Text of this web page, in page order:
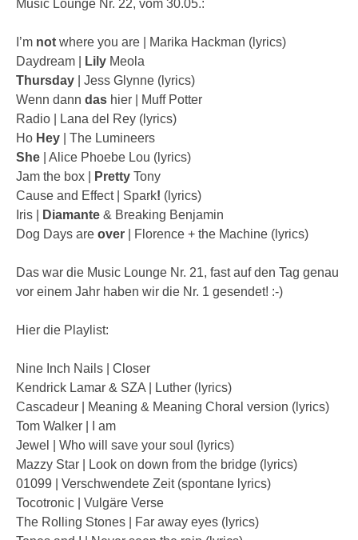
Music Lounge Nr. 22, vom 30.05.:
I’m not where you are | Marika Hackman (lyrics)
Daydream |
Lily Meola
Thursday | Jess Glynne (lyrics)
Wenn dann das hier | Muff Potter
Radio | Lana del Rey (lyrics)
Ho Hey | The Lumineers
She | Alice Phoebe Lou (lyrics)
Jam the box |
Pretty Tony
Cause and Effect | Spark! (lyrics)
Iris |
Diamante & Breaking Benjamin
Dog Days are over | Florence + the Machine (lyrics)
Das war die Music Lounge Nr. 21, fast auf den Tag genau
vor einem Jahr haben wir die Nr. 1 gesendet! :-)
Hier die Playlist:
Nine Inch Nails | Closer
Kendrick Lamar & SZA | Luther (lyrics)
Cascadeur | Meaning & Meaning Choral version (lyrics)
Tom Walker | I am
Jewel | Who will save your soul (lyrics)
Mazzy Star | Look on down from the bridge (lyrics)
01099 | Verschwendete Zeit (spontane lyrics)
Tocotronic | Vulgäre Verse
The Rolling Stones | Far away eyes (lyrics)